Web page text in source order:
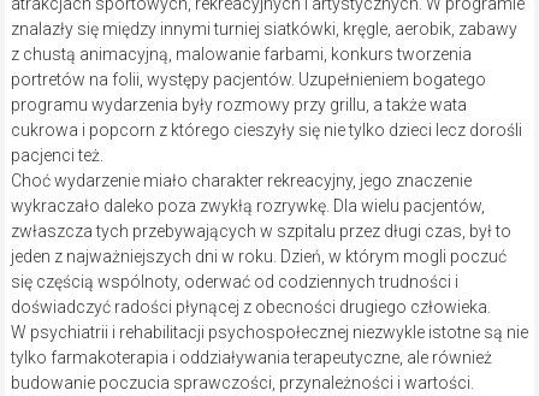
znalazły się między innymi turniej siatkówki, kręgle, aerobik, zabawy
z chustą animacyjną, malowanie farbami, konkurs tworzenia
portretów na folii, występy pacjentów. Uzupełnieniem bogatego
programu wydarzenia były rozmowy przy grillu, a także wata
cukrowa i popcorn z którego cieszyły się nie tylko dzieci lecz dorośli
pacjenci też.
Choć wydarzenie miało charakter rekreacyjny, jego znaczenie
wykraczało daleko poza zwykłą rozrywkę. Dla wielu pacjentów,
zwłaszcza tych przebywających w szpitalu przez długi czas, był to
jeden z najważniejszych dni w roku. Dzień, w którym mogli poczuć
się częścią wspólnoty, oderwać od codziennych trudności i
doświadczyć radości płynącej z obecności drugiego człowieka.
W psychiatrii i rehabilitacji psychospołecznej niezwykle istotne są nie
tylko farmakoterapia i oddziaływania terapeutyczne, ale również
budowanie poczucia sprawczości, przynależności i wartości.